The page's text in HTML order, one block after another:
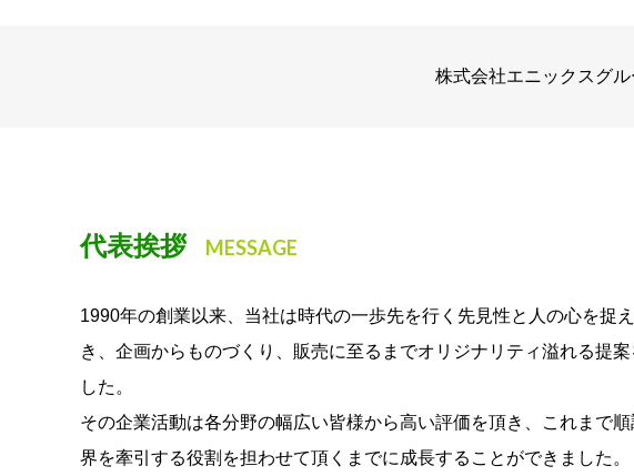
株式会社エニックスグ
代表挨拶 MESSAGE
1990年の創業以来、当社は時代の一歩先を行く先見性と人の心を捉
き、企画からものづくり、販売に至るまでオリジナリティ溢れる提
した。
その企業活動は各分野の幅広い皆様から高い評価を頂き、これまで
界を牽引する役割を担わせて頂くまでに成長することができました。